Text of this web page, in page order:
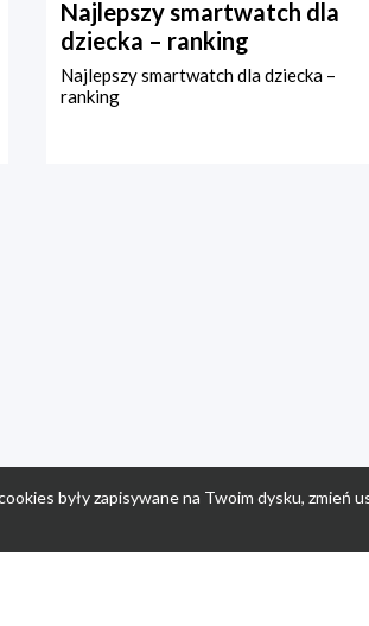
Najlepszy smartwatch dla
dziecka – ranking
Najlepszy smartwatch dla dziecka –
ranking
były zapisywane na Twoim dysku, zmień